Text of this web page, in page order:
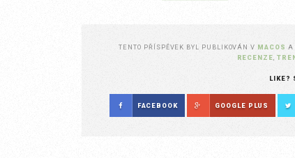
TENTO PŘÍSPĚVEK BYL PUBLIKOVÁN V MACOS A
RECENZE
LIKE?
FACEBOOK GOOGLE PLUS